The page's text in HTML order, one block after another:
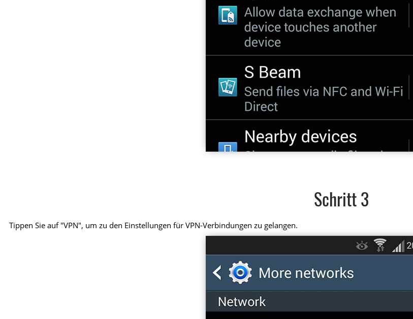
Schritt 3
Tippen Sie auf "VPN", um zu den Einstellungen für VPN-Verbindungen zu gelangen.